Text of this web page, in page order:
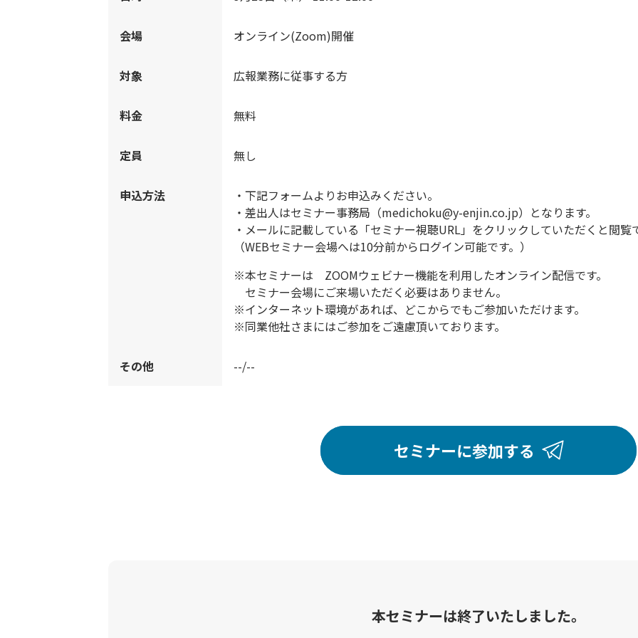
会場 オンライン(Zoom)開催
対象 広報業務に従事する方
料金 無料
定員 無し
申込方法
・下記フォームよりお申込みください。
・差出人はセミナー事務局（medichoku@y-enjin.co.jp）となります。
・メールに記載している「セミナー視聴URL」をクリックしていただくと閲覧
（WEBセミナー会場へは10分前からログイン可能です。）
※本セミナーは ZOOMウェビナー機能を利用したオンライン配信です。
セミナー会場にご来場いただく必要はありません。
※インターネット環境があれば、どこからでもご参加いただけます。
※同業他社さまにはご参加をご遠慮頂いております。
その他 --/--
セミナーに参加する
本セミナーは終了いたしました。